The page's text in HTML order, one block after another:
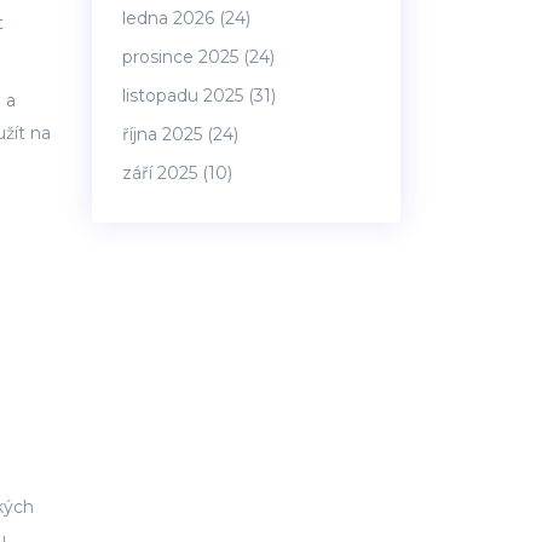
a
na
ledna 2026 (24)
prosince 2025 (24)
listopadu 2025 (31)
října 2025 (24)
září 2025 (10)